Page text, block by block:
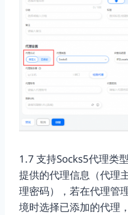
1.7 支持Socks5代理类
提供的代理信息（代理
理密码），若在代理管
境时选择已添加的代理